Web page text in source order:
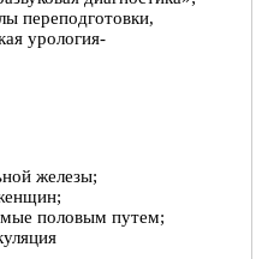
переподготовки,
урология-
железы;
половым путем;